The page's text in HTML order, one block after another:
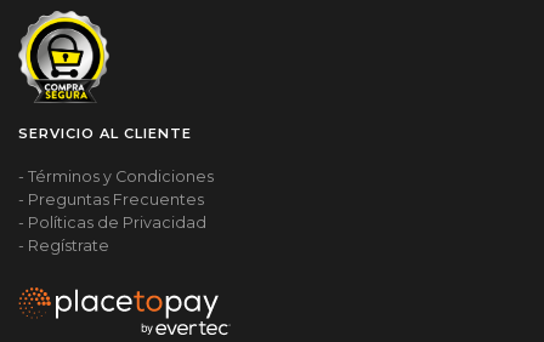
SERVICIO AL CLIENTE
- Términos y Condiciones
- Preguntas Frecuentes
- Políticas de Privacidad
- Regístrate